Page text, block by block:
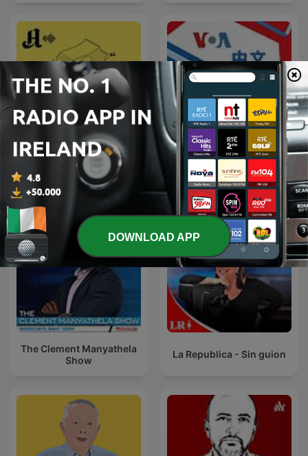
Forklart 美国之音中文广播 - 美国之音
The Clement Manyathela
Show
La Republica - Sin guion
DOWNLOAD APP